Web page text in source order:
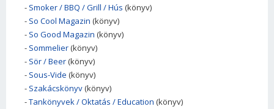
- Smoker / BBQ / Grill / Hús (könyv)
- So Cool Magazin (könyv)
- So Good Magazin (könyv)
- Sommelier (könyv)
- Sör / Beer (könyv)
- Sous-Vide (könyv)
- Szakácskönyv (könyv)
-Tankönyvek / Oktatás / Education (könyv)